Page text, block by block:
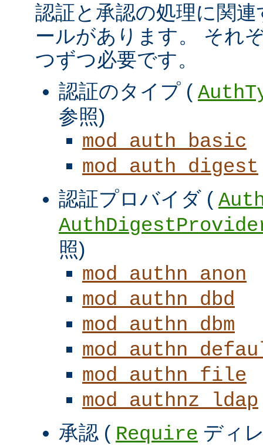
認証と承認の処理に関
ールがあります。 それ
つずつ必要です。
認証のタイプ (
参照)
mod_auth_basic
mod_auth_digest
認証プロバイダ (
照)
mod_authn_anon
mod_authn_dbd
mod_authn_dbm
mod_authn_file
mod_authnz_ldap
承認 ( Require ディ